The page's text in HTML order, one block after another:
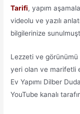
Tarifi, yapım
videolu ve yazılı
bilgilerinize
Lezzeti ve görünümü
yeri olan ve marifetli
Ev Yapımı Dilber
YouTube kanalı